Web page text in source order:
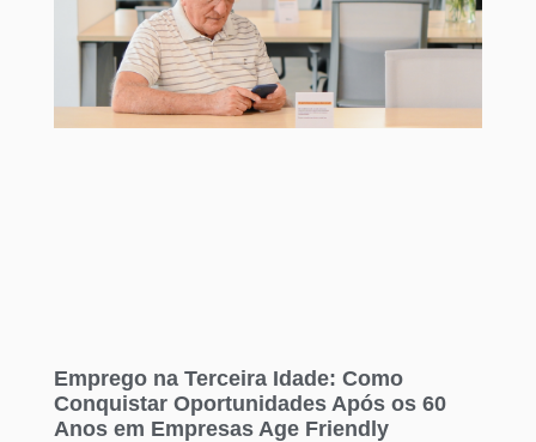
Emprego na Terceira Idade: Como
Conquistar Oportunidades Após os 60
Anos em Empresas Age Friendly